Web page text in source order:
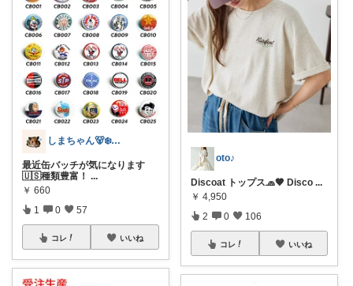
しまちゃん‎️🐻‍❄いいモノだけ紹介
最近缶バッチが気になります
🇺🇸種類豊富！ ...
￥ 660
1 0 57
コレ いいね
oto♪
Discoat トップス🧢🤎 Disco ...
￥ 4,950
2 0 106
コレ いいね